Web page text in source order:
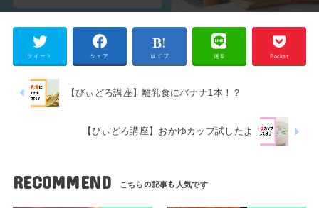
ツイート シェア はてブ 送る Pocket
【びぃどろ講座】離乳食にバナナ1本！？
【びぃどろ講座】おかゆカップ試したよ
RECOMMEND